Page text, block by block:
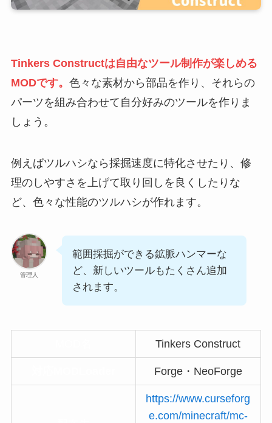
Tinkers Constructは自由なツール制作が楽しめる
MODです。 色々な素材から部品を作り、それらの
パーツを組み合わせて自分好みのツールを作りま
しょう。
例えばツルハシなら採掘速度に特化させたり、修
理のしやすさを上げて取り回しを良くしたりな
ど、色々な性能のツルハシが作れます。
管理人
範囲採掘ができる鉱脈ハンマーな
ど、新しいツールもたくさん追加
されます。
Tinkers Construct
Forge・NeoForge
https://www.curseforg
e.com/minecraft/mc-